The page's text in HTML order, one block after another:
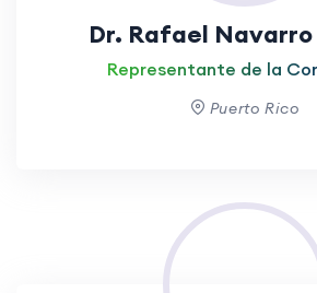
Dr. Rafael
Representante de la
Puerto Rico